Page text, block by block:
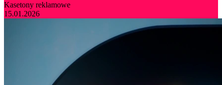
Kasetony reklamowe
15.01.2026